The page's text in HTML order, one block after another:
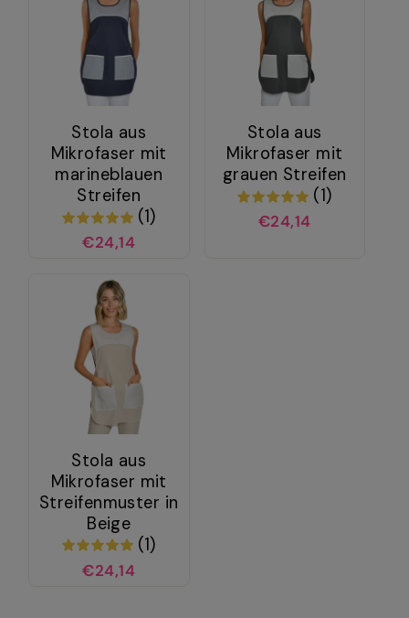
Stola aus
Mikrofaser mit
marineblauen
Streifen
(1)
€24,14
Stola aus
Mikrofaser mit
grauen Streifen
(1)
€24,14
Stola aus
Mikrofaser mit
Streifenmuster in
Beige
(1)
€24,14